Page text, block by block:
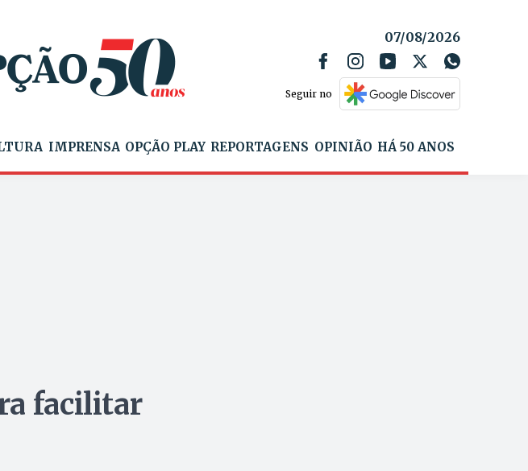
07/08/2026
Seguir no
IMPRENSA OPÇÃO PLAY REPORTAGENS OPINIÃO HÁ 50 ANOS
facilitar